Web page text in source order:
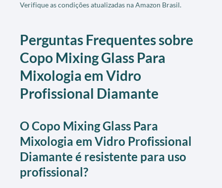
Verifique as condições atualizadas na Amazon Brasil.
Perguntas Frequentes sobre
Copo Mixing Glass Para
Mixologia em Vidro
Profissional Diamante
O Copo Mixing Glass Para
Mixologia em Vidro Profissional
Diamante é resistente para uso
profissional?